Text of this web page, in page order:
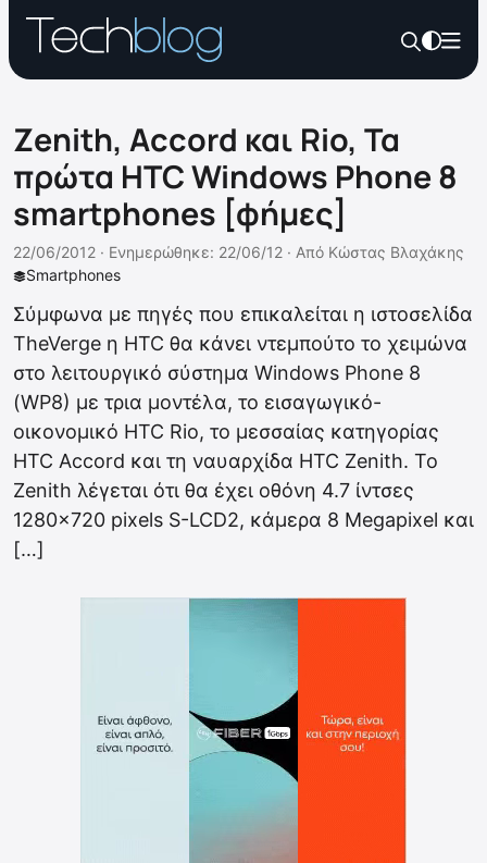
Zenith, Accord και Rio, Τα
πρώτα HTC Windows Phone 8
smartphones [φήμες]
Smartphones
22/06/2012 · Ενημερώθηκε: 22/06/12 · Από Κώστας Βλαχάκης
Σύμφωνα με πηγές που επικαλείται η ιστοσελίδα
TheVerge η HTC θα κάνει ντεμπούτο το χειμώνα
στο λειτουργικό σύστημα Windows Phone 8
(WP8) με τρια μοντέλα, το εισαγωγικό-
οικονομικό HTC Rio, το μεσσαίας κατηγορίας
HTC Accord και τη ναυαρχίδα HTC Zenith. Το
Zenith λέγεται ότι θα έχει οθόνη 4.7 ίντσες
1280×720 pixels S-LCD2, κάμερα 8 Megapixel και
[…]